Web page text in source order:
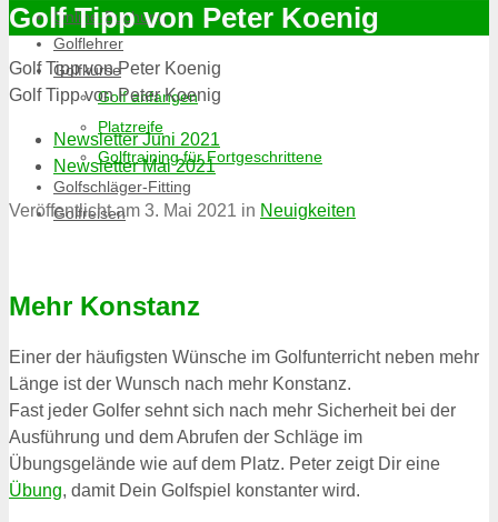
Online-Buchung
Golflehrer
Golfkurse
Golf anfangen
Platzreife
Golftraining für Fortgeschrittene
Golfschläger-Fitting
Golfreisen
Golf Tipp von Peter Koenig
Golf Tipp von Peter Koenig
Golf Tipp von Peter Koenig
Newsletter Juni 2021
Newsletter Mai 2021
Veröffentlicht am 3. Mai 2021 in Neuigkeiten
Mehr Konstanz
Einer der häufigsten Wünsche im Golfunterricht neben mehr
Länge ist der Wunsch nach mehr Konstanz.
Fast jeder Golfer sehnt sich nach mehr Sicherheit bei der
Ausführung und dem Abrufen der Schläge im
Übungsgelände wie auf dem Platz. Peter zeigt Dir eine
Übung, damit Dein Golfspiel konstanter wird.